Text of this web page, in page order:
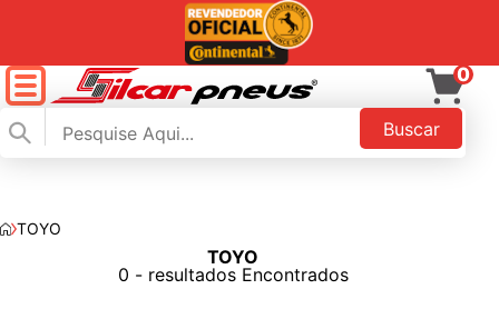
Buscar
0
TOYO
TOYO
0 - resultados Encontrados